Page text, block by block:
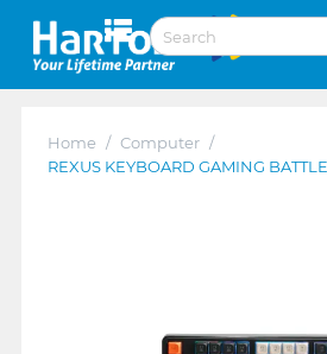
Home / Computer /
REXUS KEYBOARD GAMING